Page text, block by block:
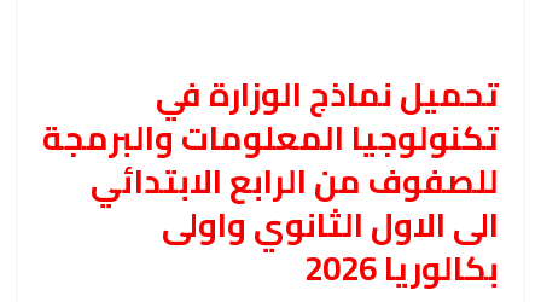
تحميل نماذج الوزارة في
تكنولوجيا المعلومات والبرمجة
للصفوف من الرابع الابتدائي
الى الاول الثانوي واولى
بكالوريا 2026